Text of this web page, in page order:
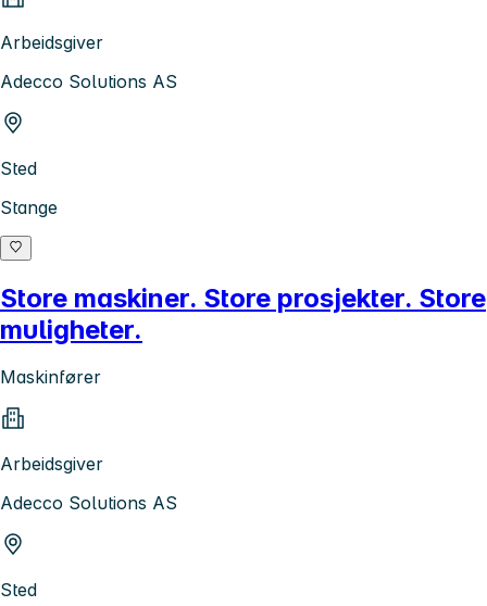
Arbeidsgiver
Adecco Solutions AS
Sted
Stange
Store maskiner. Store prosjekter. Store
muligheter.
Maskinfører
Arbeidsgiver
Adecco Solutions AS
Sted